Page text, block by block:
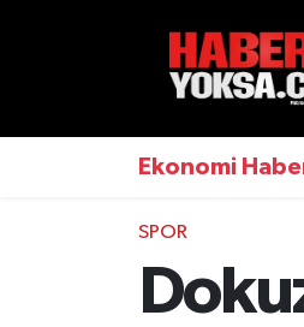
Ekonomi
SPOR
Hava Durumu
Tüm Manşetler